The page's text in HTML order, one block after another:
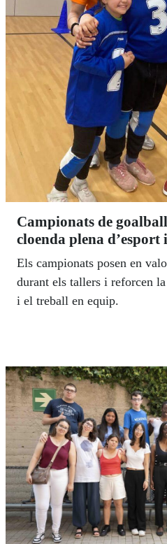
Campionats de
cloenda plena d’esport
Els campionats posen en
durant els tallers i reforcen
i el treball en equip.